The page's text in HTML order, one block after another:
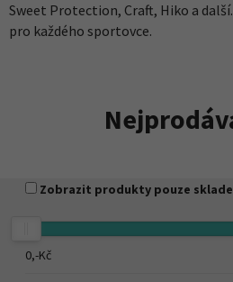
Sweet Protection, Craft, Hiko a
pro každého sportovce.
Zobrazit produkty pouze
0,-Kč